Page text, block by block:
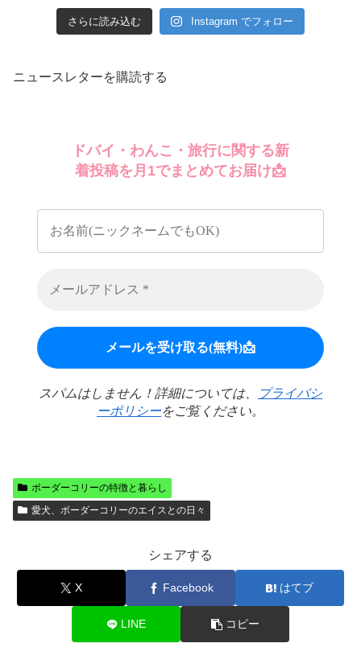
さらに読み込む Instagram でフォロー
ニュースレターを購読する
ドバイ・わんこ・旅行に関する新
着投稿を月1でまとめてお届け📩
スパムはしません！詳細については、
プライバシ
ーポリシーをご覧ください。
ボーダーコリーの特徴と暮らし
愛犬、ボーダーコリーのエイスとの日々
シェアする
X Facebook はてブ
LINE コピー